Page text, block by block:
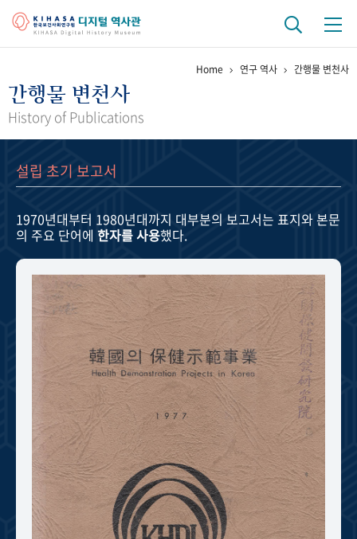
걸어온 길 기관 변천사
정책과 연구 키워드로 보는 연구 역사
연구자들
기록물 아카이브
사진 아카이브 문서 기록물 행정박물 영상 기록물
주년 기념
성과 50선 숫자로 보는 50년 50+1주년 광장
세계와 함께 한 KIHASA
VR 역사관
Home 연구 역사 간행물 변천사
간행물 변천사
History of Publications
설립 초기 보고서
1970년대부터 1980년대까지 대부분의 보고서는 표지와 본문
의 주요 단어에 한자를 사용했다.